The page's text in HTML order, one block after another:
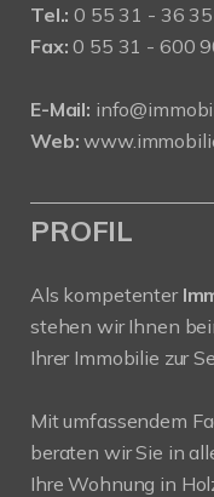
Tel.: 0 55 31 - 36 35
Fax: 0 55 31 - 600
E-Mail:
Web:
PROFIL
Als kompetenter
stehen wir Ihnen
Ihrer Immobilie zur
Mit umfassendem
beraten wir Sie in
Ihre Wohnung in